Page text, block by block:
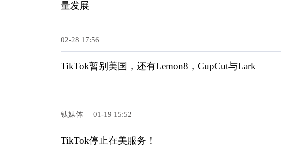
量发展
02-28 17:56
TikTok暂别美国，还有Lemon8，CupCut与Lark
钛媒体 01-19 15:52
TikTok停止在美服务！